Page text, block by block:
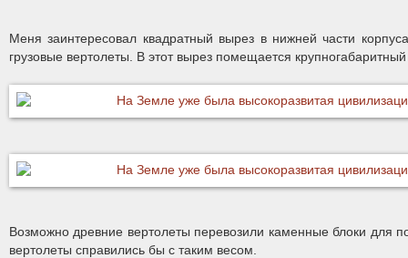
Меня заинтересовал квадратный вырез в нижней части
грузовые вертолеты. В этот вырез помещается крупногабаритный
Возможно древние вертолеты перевозили каменные блоки для
вертолеты справились бы с таким весом.